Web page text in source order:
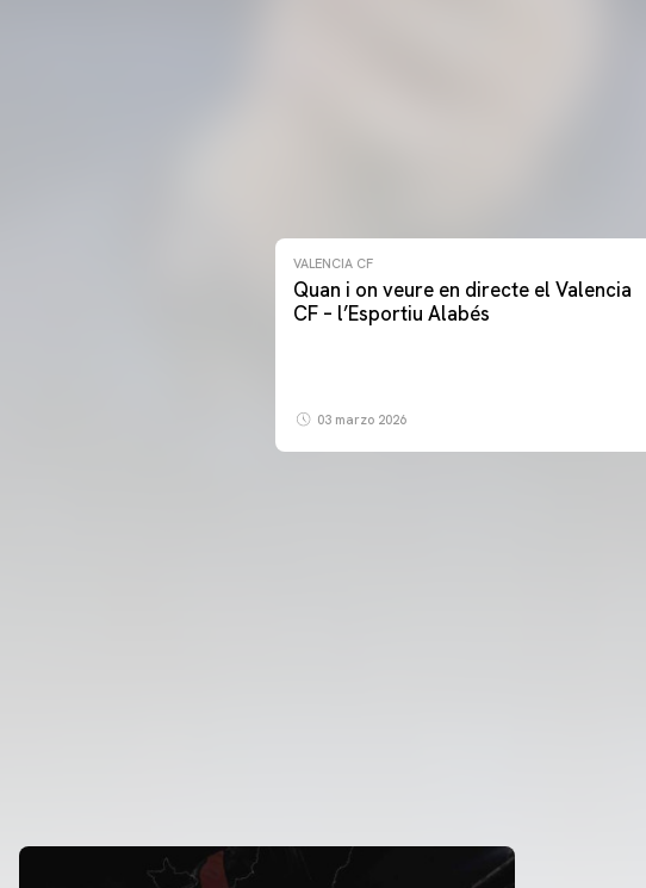
VALENCIA CF
Quan i on veure en directe el Valencia
CF – l’Esportiu Alabés
03 marzo 2026